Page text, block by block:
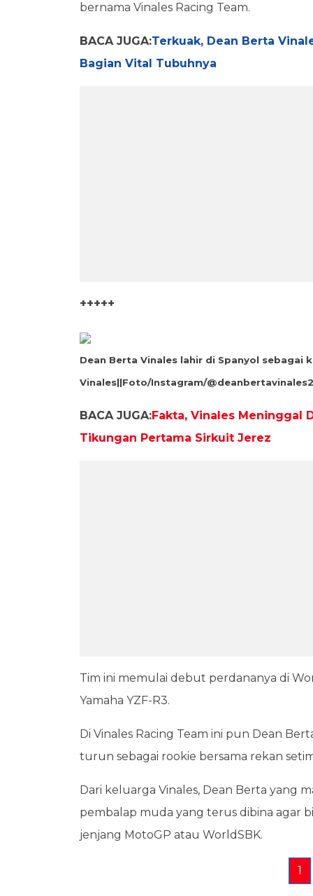
bernama Vinales Racing Team.
BACA JUGA:Terkuak, Dean Berta
Bagian Vital Tubuhnya
+++++
Dean Berta Vinales lahir di Spanyol sebagai
Vinales||Foto/Instagram/
BACA JUGA:Fakta, Vinales Meninggal
Tikungan Pertama Sirkuit Jerez
Tim ini memulai debut perdananya di
Yamaha YZF-R3.
Di Vinales Racing Team ini pun Dean
turun sebagai rookie bersama rekan
Dari keluarga Vinales, Dean Berta yang
pembalap muda yang terus dibina agar
jenjang MotoGP atau WorldSBK.
1